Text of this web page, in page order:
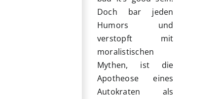
Doch bar jeden
Humors und
verstopft mit
moralistischen
Mythen, ist die
Apotheose eines
Autokraten als